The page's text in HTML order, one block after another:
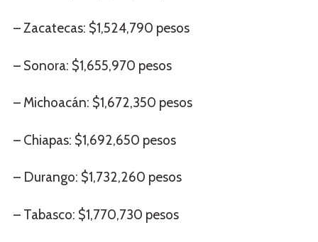
– Zacatecas: $1,524,790 pesos
– Sonora: $1,655,970 pesos
– Michoacán: $1,672,350 pesos
– Chiapas: $1,692,650 pesos
– Durango: $1,732,260 pesos
– Tabasco: $1,770,730 pesos